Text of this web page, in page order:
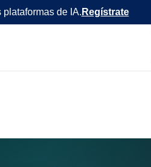
de IA. Regístrate